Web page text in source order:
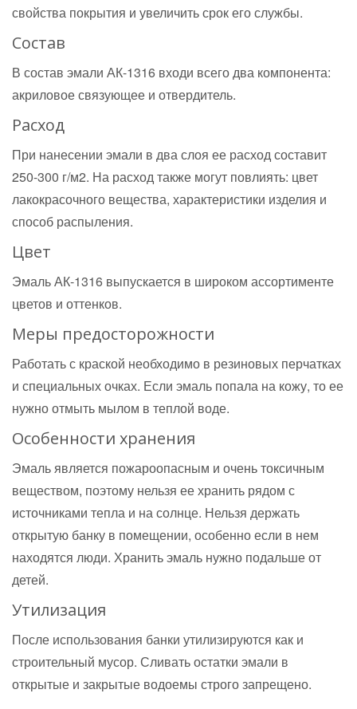
свойства покрытия и увеличить срок его службы.
Состав
В состав эмали АК-1316 входи всего два компонента:
акриловое связующее и отвердитель.
Расход
При нанесении эмали в два слоя ее расход составит
250-300 г/м2. На расход также могут повлиять: цвет
лакокрасочного вещества, характеристики изделия и
способ распыления.
Цвет
Эмаль АК-1316 выпускается в широком ассортименте
цветов и оттенков.
Меры предосторожности
Работать с краской необходимо в резиновых перчатках
и специальных очках. Если эмаль попала на кожу, то ее
нужно отмыть мылом в теплой воде.
Особенности хранения
Эмаль является пожароопасным и очень токсичным
веществом, поэтому нельзя ее хранить рядом с
источниками тепла и на солнце. Нельзя держать
открытую банку в помещении, особенно если в нем
находятся люди. Хранить эмаль нужно подальше от
детей.
Утилизация
После использования банки утилизируются как и
строительный мусор. Сливать остатки эмали в
открытые и закрытые водоемы строго запрещено.